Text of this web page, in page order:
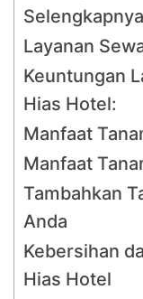
Selengkapnya
Layanan
Keuntungan
Hias Hotel:
Manfaat
Manfaat
Tambahkan
Anda
Kebersihan
Hias Hotel